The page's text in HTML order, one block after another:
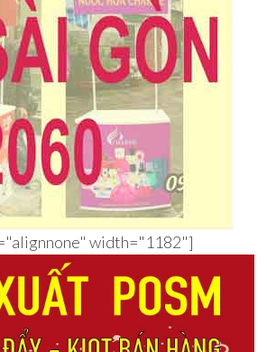
width="1182"]